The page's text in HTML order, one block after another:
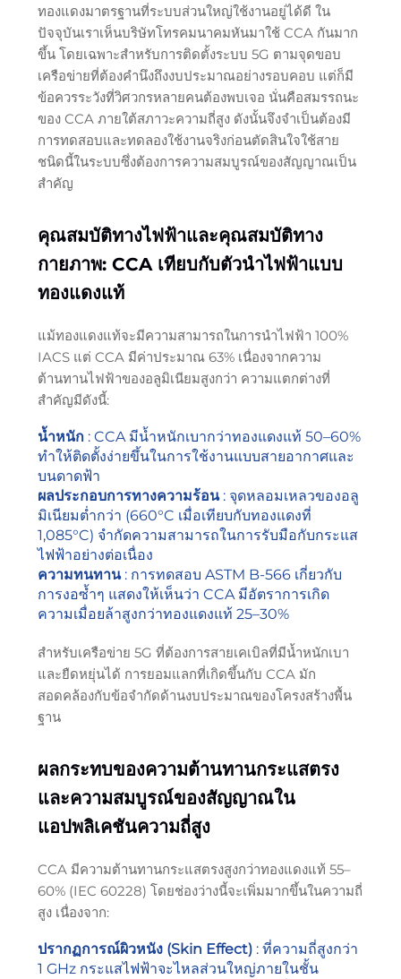
ทองแดงมาตรฐานที่ระบบส่วนใหญ่ใช้งานอยู่ได้ดี ใน
ปัจจุบันเราเห็นบริษัทโทรคมนาคมหันมาใช้ CCA กันมาก
ขึ้น โดยเฉพาะสำหรับการติดตั้งระบบ 5G ตามจุดขอบ
เครือข่ายที่ต้องคำนึงถึงงบประมาณอย่างรอบคอบ แต่ก็มี
ข้อควรระวังที่วิศวกรหลายคนต้องพบเจอ นั่นคือสมรรถนะ
ของ CCA ภายใต้สภาวะความถี่สูง ดังนั้นจึงจำเป็นต้องมี
การทดสอบและทดลองใช้งานจริงก่อนตัดสินใจใช้สาย
ชนิดนี้ในระบบซึ่งต้องการความสมบูรณ์ของสัญญาณเป็น
สำคัญ
คุณสมบัติทางไฟฟ้าและคุณสมบัติทาง
กายภาพ: CCA เทียบกับตัวนำไฟฟ้าแบบ
ทองแดงแท้
แม้ทองแดงแท้จะมีความสามารถในการนำไฟฟ้า 100%
IACS แต่ CCA มีค่าประมาณ 63% เนื่องจากความ
ต้านทานไฟฟ้าของอลูมิเนียมสูงกว่า ความแตกต่างที่
สำคัญมีดังนี้:
น้ำหนัก : CCA มีน้ำหนักเบากว่าทองแดงแท้ 50–60%
ทำให้ติดตั้งง่ายขึ้นในการใช้งานแบบสายอากาศและ
บนดาดฟ้า
ผลประกอบการทางความร้อน : จุดหลอมเหลวของอลู
มิเนียมต่ำกว่า (660°C เมื่อเทียบกับทองแดงที่
1,085°C) จำกัดความสามารถในการรับมือกับกระแส
ไฟฟ้าอย่างต่อเนื่อง
ความทนทาน : การทดสอบ ASTM B-566 เกี่ยวกับ
การงอซ้ำๆ แสดงให้เห็นว่า CCA มีอัตราการเกิด
ความเมื่อยล้าสูงกว่าทองแดงแท้ 25–30%
สำหรับเครือข่าย 5G ที่ต้องการสายเคเบิลที่มีน้ำหนักเบา
และยืดหยุ่นได้ การยอมแลกที่เกิดขึ้นกับ CCA มัก
สอดคล้องกับข้อจำกัดด้านงบประมาณของโครงสร้างพื้น
ฐาน
ผลกระทบของความต้านทานกระแสตรง
และความสมบูรณ์ของสัญญาณใน
แอปพลิเคชันความถี่สูง
CCA มีความต้านทานกระแสตรงสูงกว่าทองแดงแท้ 55–
60% (IEC 60228) โดยช่องว่างนี้จะเพิ่มมากขึ้นในความถี่
สูง เนื่องจาก:
ปรากฏการณ์ผิวหนัง (Skin Effect) : ที่ความถี่สูงกว่า
1 GHz กระแสไฟฟ้าจะไหลส่วนใหญ่ภายในชั้น